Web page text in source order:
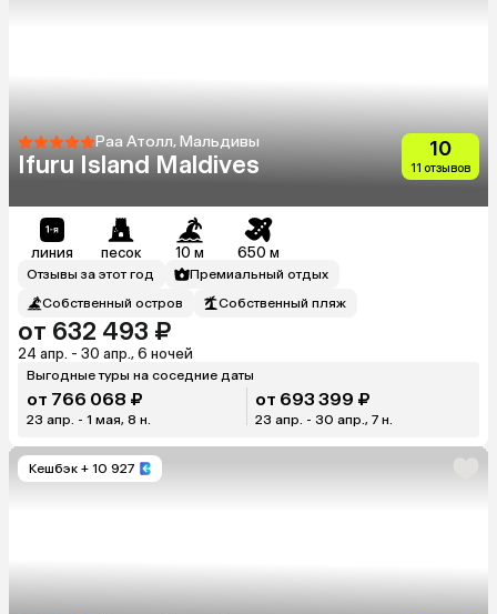
Раа Атолл, Мальдивы
Ifuru Island Maldives
10
11 отзывов
линия песок 10 м 650 м
Отзывы за этот год
Премиальный отдых
Собственный остров
Собственный пляж
от 632 493 ₽
24 апр. - 30 апр., 6 ночей
Выгодные туры на соседние даты
от 766 068 ₽
23 апр. - 1 мая, 8 н.
от 693 399 ₽
23 апр. - 30 апр., 7 н.
Кешбэк + 10 927